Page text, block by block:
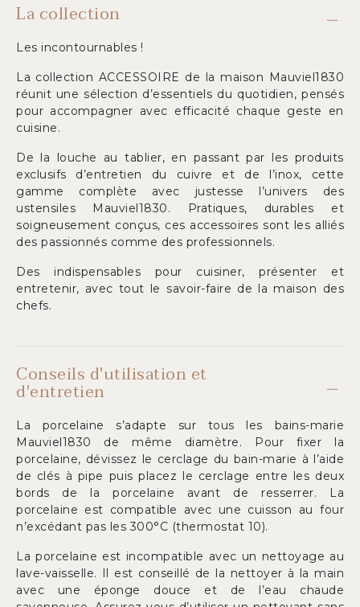
La collection
Les incontournables !
La collection ACCESSOIRE de la maison Mauviel1830
réunit une sélection d’essentiels du quotidien, pensés
pour accompagner avec efficacité chaque geste en
cuisine.
De la louche au tablier, en passant par les produits
exclusifs d’entretien du cuivre et de l’inox, cette
gamme complète avec justesse l’univers des
ustensiles Mauviel1830. Pratiques, durables et
soigneusement conçus, ces accessoires sont les alliés
des passionnés comme des professionnels.
Des indispensables pour cuisiner, présenter et
entretenir, avec tout le savoir-faire de la maison des
chefs.
Conseils d'utilisation et
d'entretien
La porcelaine s’adapte sur tous les bains-marie
Mauviel1830 de même diamètre. Pour fixer la
porcelaine, dévissez le cerclage du bain-marie à l’aide
de clés à pipe puis placez le cerclage entre les deux
bords de la porcelaine avant de resserrer. La
porcelaine est compatible avec une cuisson au four
n’excédant pas les 300°C (thermostat 10).
La porcelaine est incompatible avec un nettoyage au
lave-vaisselle. Il est conseillé de la nettoyer à la main
avec une éponge douce et de l’eau chaude